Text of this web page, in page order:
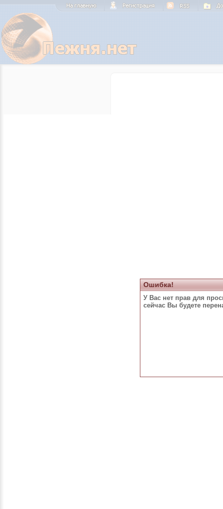
Ошибка!
У Вас нет прав для
сейчас Вы будете